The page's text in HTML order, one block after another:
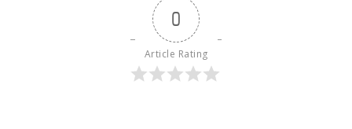
0
Article Rating